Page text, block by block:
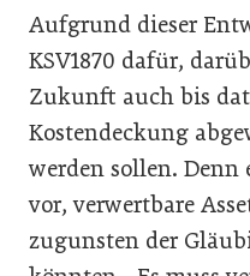
Aufgrund dieser
KSV1870 dafür,
Zukunft auch bis
Kostendeckung
werden sollen.
vor, verwertbare
zugunsten der